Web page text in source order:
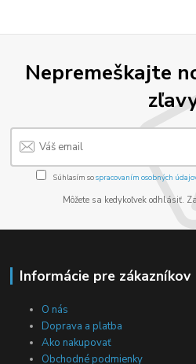
Nepremeškajte
Súhlasím sospracovaním osobných
Môžete sa kedykoľvek odhlásiť.
Informácie pre zákazníkov
O nás
Doprava a platba
Ako nakupovať
Obchodné podmienky